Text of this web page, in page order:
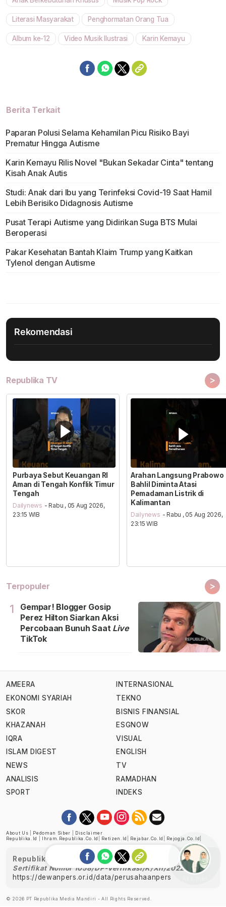
Literasi Masyarakat Penghormatan Orang Tua
Album ke-12 Video Musik Ilustrasi Karin Kemayu
Berita Terkait
Paparan Polusi Selama Kehamilan Picu Risiko Bayi
Prematur Hingga Autisme
Karin Kemayu Rilis Novel "Bukan Sekadar Cinta" tentang
Kisah Anak Autis
Studi: Anak dari Ibu yang Terinfeksi Covid-19 Saat Hamil
Lebih Berisiko Didagnosis Autisme
Pusat Terapi Autisme yang Didirikan Suga BTS Mulai
Beroperasi
Pakar Kesehatan Bantah Klaim Trump yang Kaitkan
Tylenol dengan Autisme
Rekomendasi
Republika TV >
Purbaya Sebut Keuangan RI
Aman di Tengah Konflik Timur
Tengah
Dailynews - Rabu , 05 Aug 2026,
23:15 WIB
Arahan Langsung Prabowo
Bahlil Diminta Atasi
Pemadaman Listrik di
Kalimantan
Dailynews - Rabu , 05 Aug 2026,
23:15 WIB
Terpopuler >
1
Gempar! Blogger Gosip
Perez Hilton Siarkan Aksi
Percobaan Bunuh Saat Live
TikTok
AMEERA
EKONOMI SYARIAH
SKOR
KHAZANAH
IQRA
ISLAM DIGEST
NEWS
ANALISIS
SPORT
INTERNASIONAL
TEKNO
BISNIS FINANSIAL
ESGNOW
VISUAL
ENGLISH
TV
RAMADHAN
INDEKS
About Us Pedoman Siber
Disclaimer
Republika.id
Ihram.republika.co.id Retizen.id Rejabar.co.id Rejogja.co.id
Republika telah diverifikasi oleh Dewan Pers
Sertifikat Nomor 1058/DP-Verifikasi/K/XII/2022
https://dewanpers.or.id/data/perusahaanpers
© 2026 PT Republika Media Mandiri - All Rights Reserved.